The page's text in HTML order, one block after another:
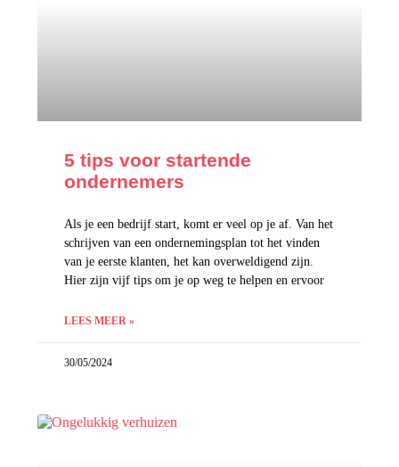
5 tips voor startende
ondernemers
Als je een bedrijf start, komt er veel op je af. Van het
schrijven van een ondernemingsplan tot het vinden
van je eerste klanten, het kan overweldigend zijn.
Hier zijn vijf tips om je op weg te helpen en ervoor
LEES MEER »
30/05/2024